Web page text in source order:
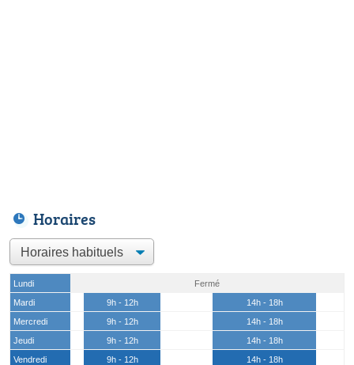
Horaires
Lundi
Fermé
Mardi
9h - 12h
14h - 18h
Mercredi
9h - 12h
14h - 18h
Jeudi
9h - 12h
14h - 18h
Vendredi
9h - 12h
14h - 18h